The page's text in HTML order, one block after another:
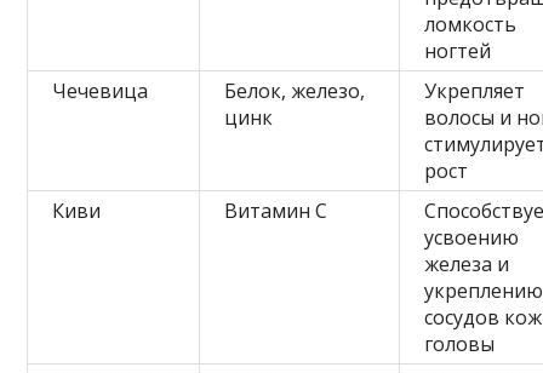
ломкость
ногтей
Чечевица
Белок, железо,
цинк
Укрепляет
волосы и
рост
Киви
Витамин С
усвоению
железа и
укреплению
сосудов
головы